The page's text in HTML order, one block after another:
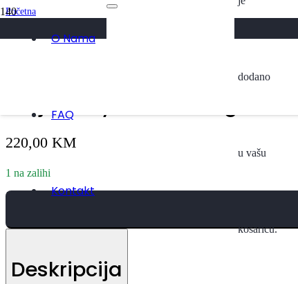
O Nama
FAQ
Kontakt
dodano
u vašu
košaricu.
Početna
Svi Proizvodi
Haljina Lily – Nude beige
220,00 KM
1 na zalihi
Deskripcija